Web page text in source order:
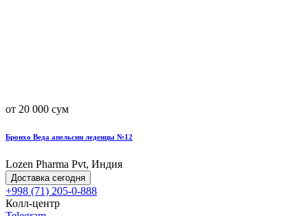
от 20 000 сум
Бронхо Веда апельсин леденцы №12
Lozen Pharma Pvt, Индия
Доставка сегодня
+998 (71) 205-0-888
Колл-центр